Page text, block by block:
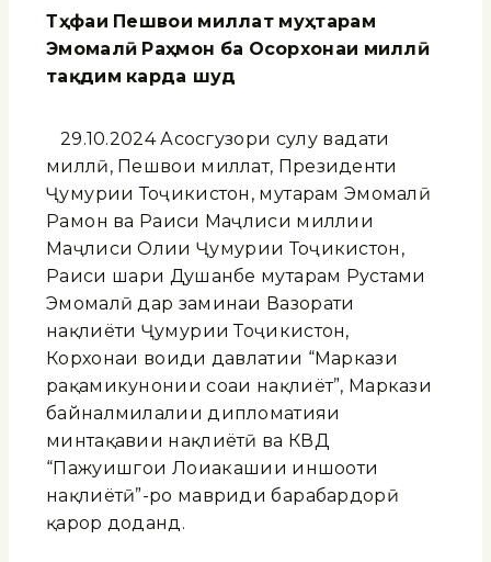
Тҳфаи Пешвои миллат муҳтарам
Эмомалӣ Раҳмон ба Осорхонаи миллӣ
тақдим карда шуд
29.10.2024 Асосгузори сулҳу ваҳдати
миллӣ, Пешвои миллат, Президенти
Ҷумҳурии Тоҷикистон, муҳтарам Эмомалӣ
Раҳмон ва Раиси Маҷлиси миллии
Маҷлиси Олии Ҷумҳурии Тоҷикистон,
Раиси шаҳри Душанбе муҳтарам Рустами
Эмомалӣ дар заминаи Вазорати
нақлиёти Ҷумҳурии Тоҷикистон,
Корхонаи воҳиди давлатии “Маркази
рақамикунонии соҳаи нақлиёт”, Маркази
байналмилалии дипломатияи
минтақавии нақлиётӣ ва КВД
“Пажуҳишгоҳи Лоиҳакашии иншооти
нақлиётӣ”-ро мавриди баҳрабардорӣ
қарор доданд.